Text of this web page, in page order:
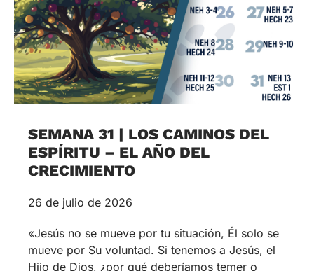
SEMANA 31 | LOS CAMINOS DEL
ESPÍRITU – EL AÑO DEL
CRECIMIENTO
26 de julio de 2026
«Jesús no se mueve por tu situación, Él solo se
mueve por Su voluntad. Si tenemos a Jesús, el
Hijo de Dios, ¿por qué deberíamos temer o